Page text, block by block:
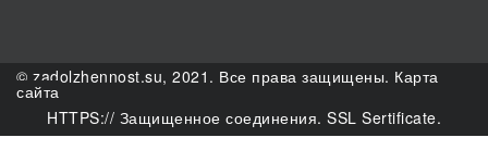
© zadolzhennost.su, 2021. Все права защищены. Карта
сайта
HTTPS:// Защищенное соединения. SSL Sertificate.